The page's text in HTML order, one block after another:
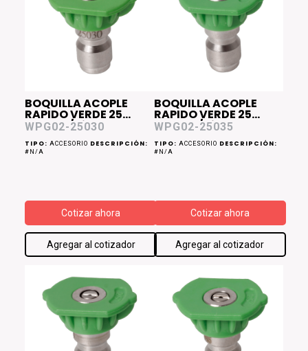
BOQUILLA ACOPLE
RAPIDO VERDE 25
Grados/Diam 0.30
WPG02-25030
TIPO: ACCESORIO DESCRIPCIÓN:
#N/A
Cotizar ahora
Agregar al cotizador
BOQUILLA ACOPLE
RAPIDO VERDE 25
Grados/Diam 0.35
WPG02-25035
TIPO: ACCESORIO DESCRIPCIÓN:
#N/A
Cotizar ahora
Agregar al cotizador